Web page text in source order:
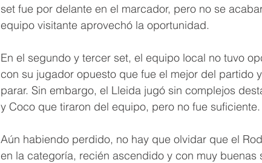
set fue por delante en el marcador, pero no se
equipo visitante aprovechó la oportunidad.
En el segundo y tercer set, el equipo local no tuvo
con su jugador opuesto que fue el mejor del partido
parar. Sin embargo, el Lleida jugó sin complejos
y Coco que tiraron del equipo, pero no fue suficiente.
Aún habiendo perdido, no hay que olvidar que el
en la categoría, recién ascendido y con muy buenas